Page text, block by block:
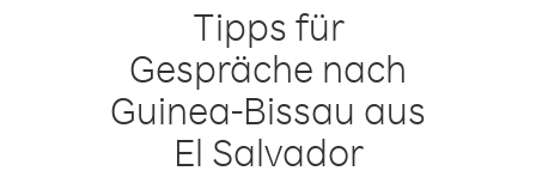
Tipps für
Gespräche nach
Guinea-Bissau aus
El Salvador